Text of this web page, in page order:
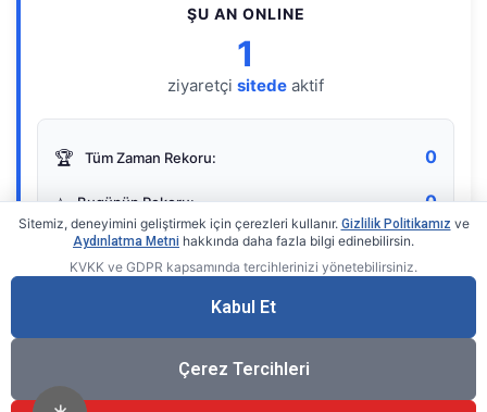
ŞU AN ONLINE
1
ziyaretçi sitede aktif
🏆 Tüm Zaman Rekoru: 0
⭐ Bugünün Rekoru: 0
Gerçek zamanlı sayaç
Sitemiz, deneyimini geliştirmek için çerezleri kullanır. Gizlilik Politikamız ve
Aydınlatma Metni hakkında daha fazla bilgi edinebilirsin.
KVKK ve GDPR kapsamında tercihlerinizi yönetebilirsiniz.
Kabul Et
Çerez Tercihleri